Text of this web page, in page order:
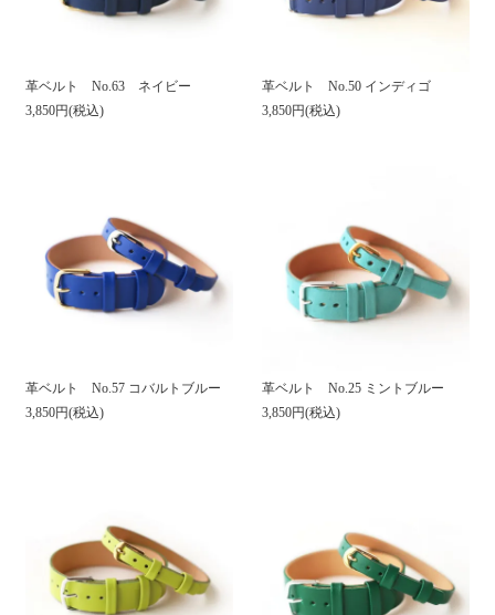
革ベルト No.63 ネイビー
3,850円(税込)
革ベルト No.50 インディゴ
3,850円(税込)
革ベルト No.57 コバルトブルー
3,850円(税込)
革ベルト No.25 ミントブルー
3,850円(税込)